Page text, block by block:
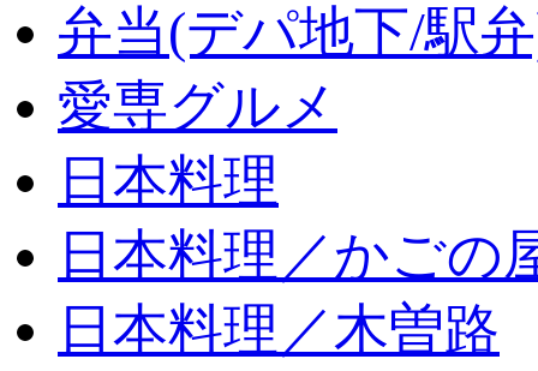
弁当(デパ地下/駅
愛専グルメ
日本料理
日本料理／かごの
日本料理／木曽路